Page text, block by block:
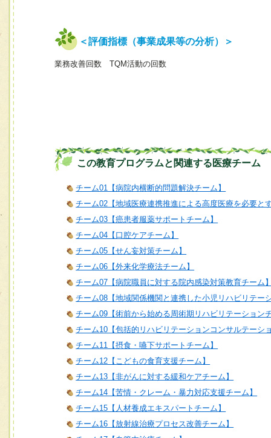
＜評価指標（事業成果等の分析）＞
業務改善回数 TQM活動の回数
この教育プログラムと関連する医療チーム
チーム01【病院内横断的問題解決チーム】
チーム02【地域医療連携推進による高度医療を必要と
チーム03【癌患者服薬サポートチーム】
チーム04【口腔ケアチーム】
チーム05【せん妄対策チーム】
チーム06【外来化学療法チーム】
チーム07【病院職員に対する院内感染対策教育チーム
チーム08【地域関係機関と連携した小児リハビリテー
チーム09【術前から始める周術期リハビリテーション
チーム10【包括的リハビリテーションコンサルテーシ
チーム11【摂食・嚥下サポートチーム】
チーム12【こどもの食育支援チーム】
チーム13【非がんに対する緩和ケアチーム】
チーム14【苦情・クレーム・暴力対応支援チーム】
チーム15【人材養成エキスパートチーム】
チーム16【放射線治療プロセス改善チーム】